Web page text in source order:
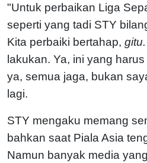
"Untuk perbaikan Liga
seperti yang tadi STY
Kita perbaiki bertahap,
lakukan. Ya, ini yang
ya, semua jaga, bukan
lagi.
STY mengaku memang
bahkan saat Piala Asia
Namun banyak media